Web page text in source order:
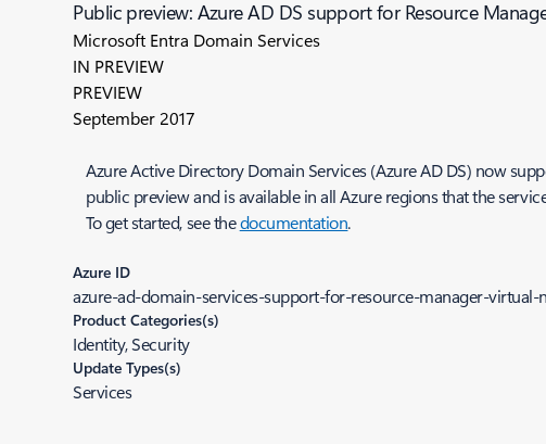
Public preview: Azure AD DS support for Resource
Microsoft Entra Domain Services
IN PREVIEW
PREVIEW
September 2017
Azure Active Directory Domain Services (Azure AD DS) now
public preview and is available in all Azure regions that the
To get started, see thedocumentation.
Azure ID
azure-ad-domain-services-support-for-resource-manager-
Product Categories(s)
Identity, Security
Update Types(s)
Services